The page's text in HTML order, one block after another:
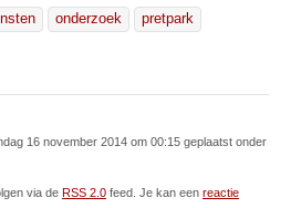
onderzoek
pretpark
16 november 2014 om 00:15 geplaatst onder
via de RSS 2.0 feed. Je kan een reactie